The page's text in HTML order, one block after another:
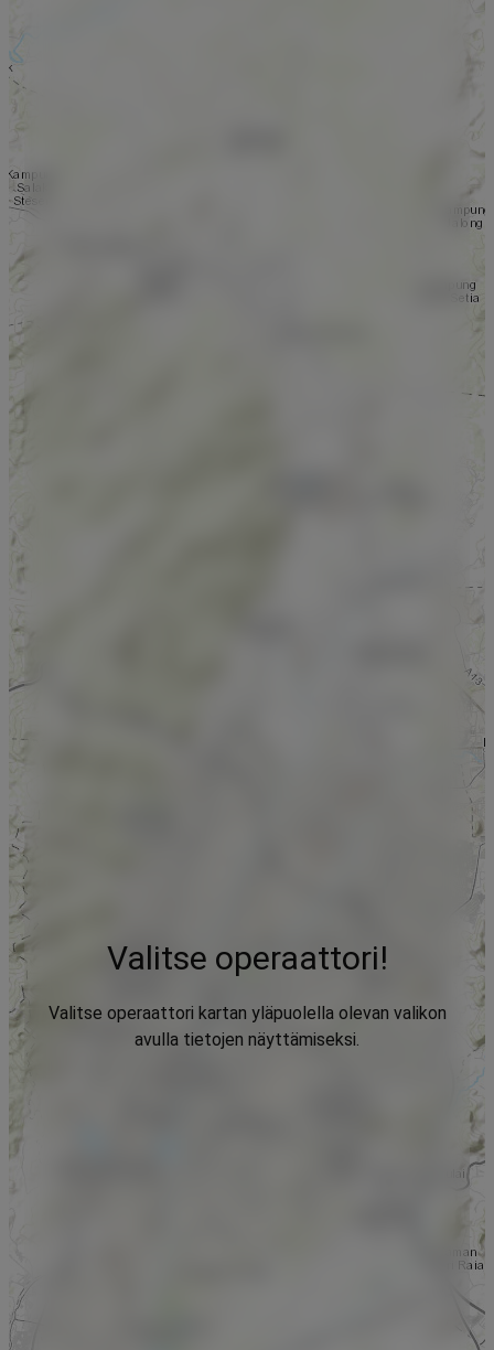
Valitse operaattori!
Valitse operaattori kartan yläpuolella olevan valikon
avulla tietojen näyttämiseksi.